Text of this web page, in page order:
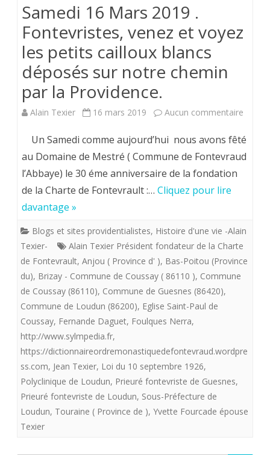
Samedi 16 Mars 2019 .
Fontevristes, venez et voyez
les petits cailloux blancs
déposés sur notre chemin
par la Providence.
Alain Texier 16 mars 2019 Aucun commentaire
16
venez
Un Samedi comme aujourd’hui nous avons fêté
au Domaine de Mestré ( Commune de Fontevraud
l’Abbaye) le 30 éme anniversaire de la fondation
de la Charte de Fontevrault :… Cliquez pour lire
davantage »
Blogs et sites providentialistes, Histoire d'une vie -Alain
Texier-
Alain Texier Président fondateur de la Charte
de Fontevrault, Anjou ( Province d' ), Bas-Poitou (Province
du), Brizay - Commune de Coussay ( 86110 ), Commune
de Coussay (86110), Commune de Guesnes (86420),
Commune de Loudun (86200), Eglise Saint-Paul de
Coussay, Fernande Daguet, Foulques Nerra,
http://www.sylmpedia.fr,
https://dictionnaireordremonastiquedefontevraud.wordpre
ss.com, Jean Texier, Loi du 10 septembre 1926,
Polyclinique de Loudun, Prieuré fontevriste de Guesnes,
Prieuré fontevriste de Loudun, Sous-Préfecture de
Loudun, Touraine ( Province de ), Yvette Fourcade épouse
Texier